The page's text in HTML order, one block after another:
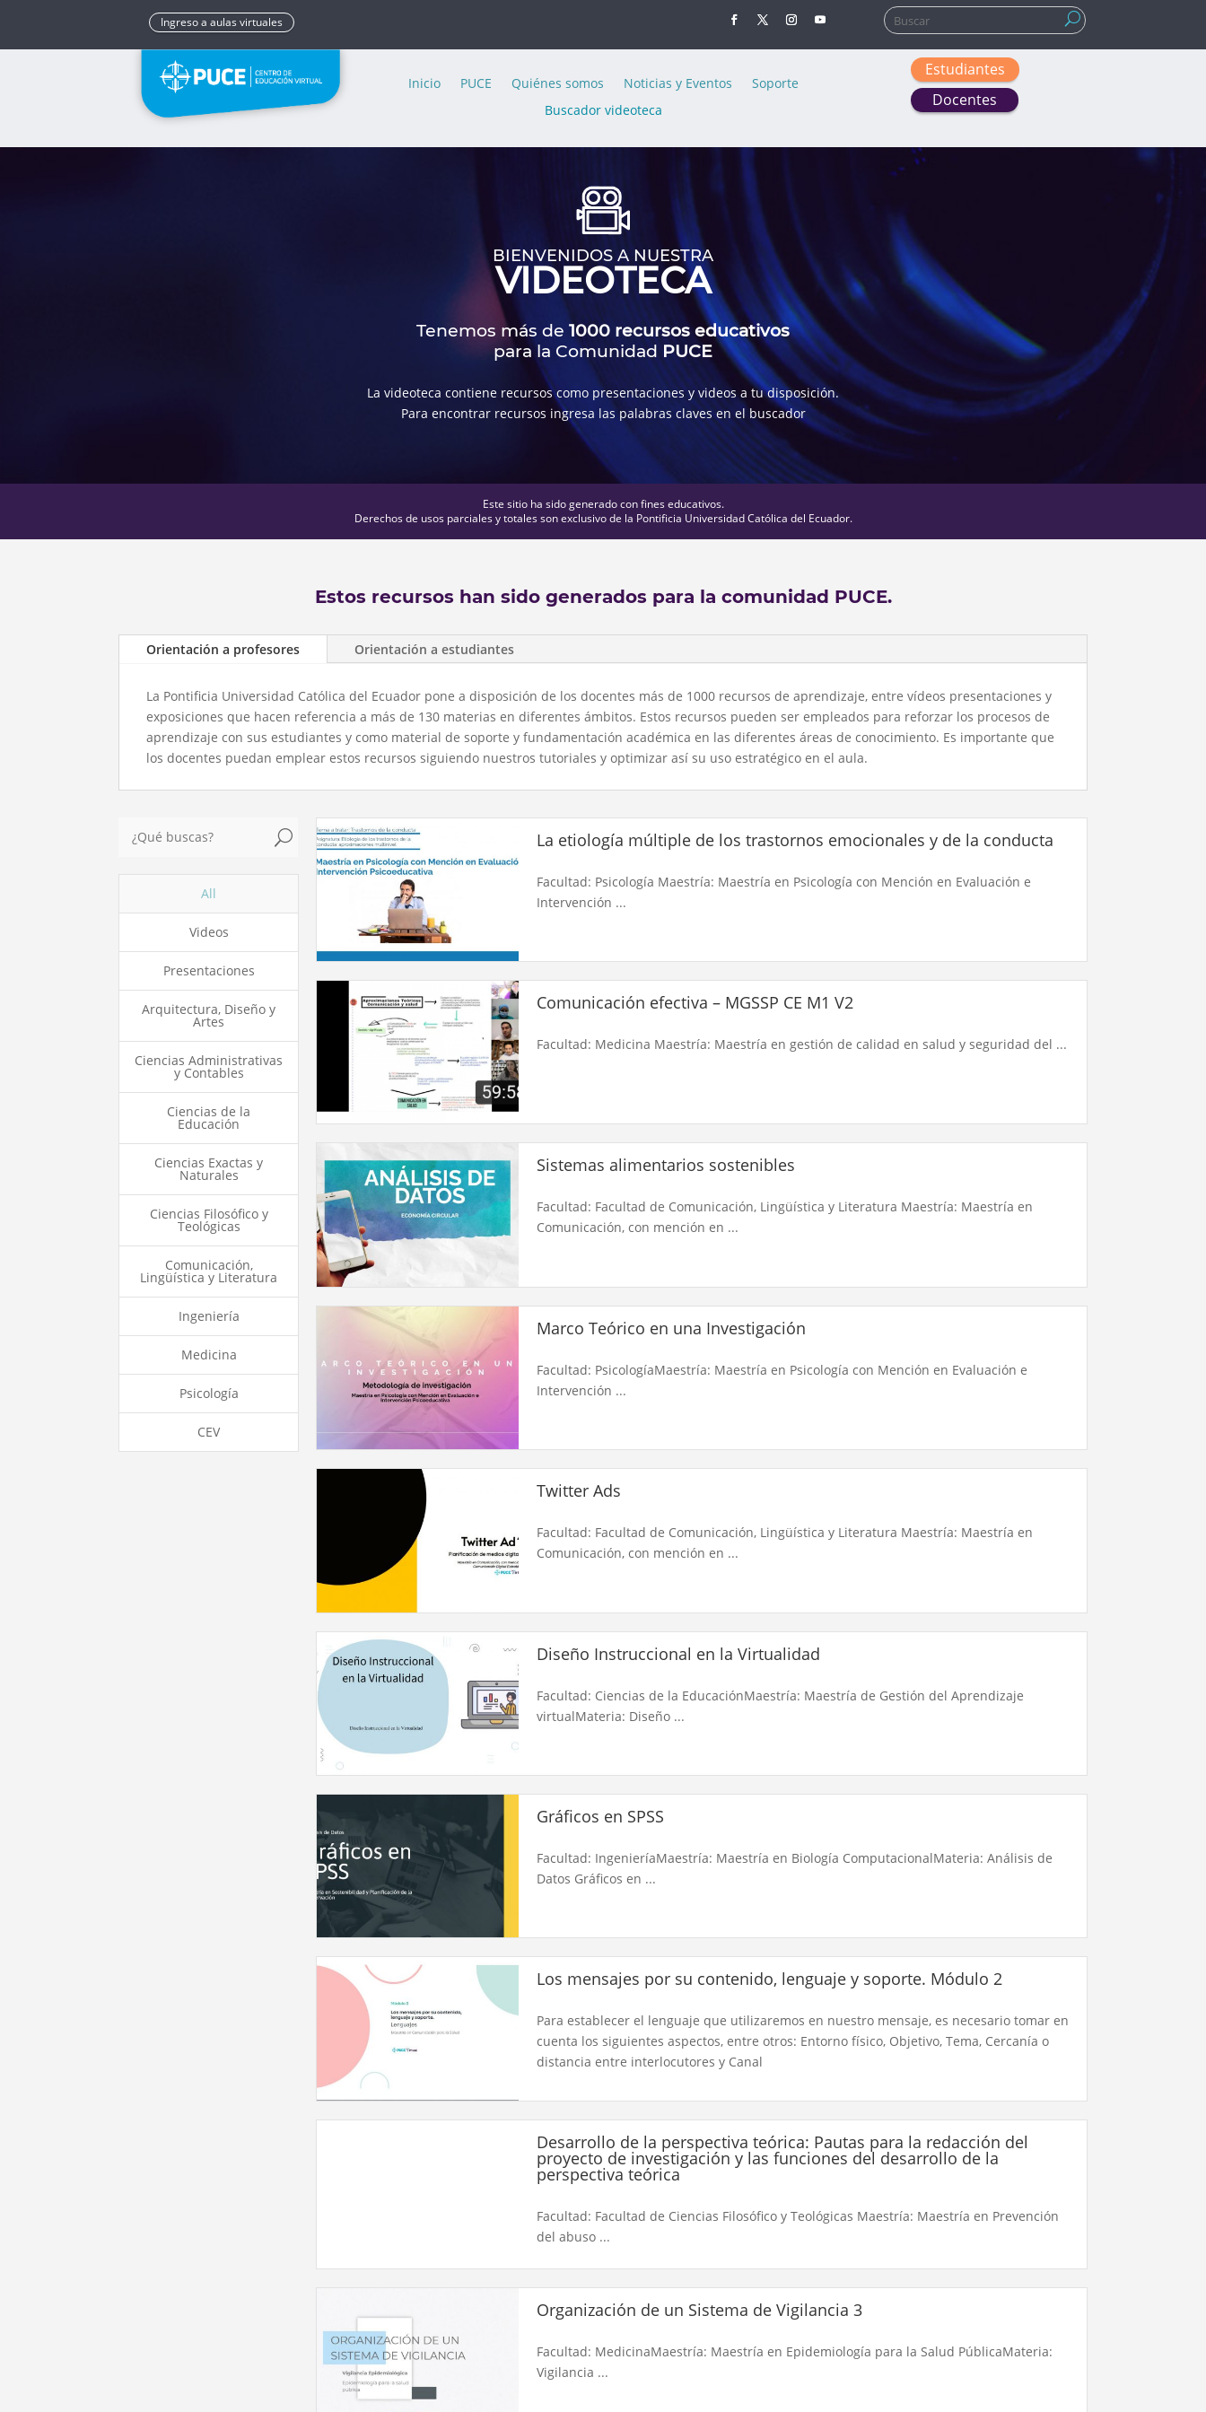
Ingreso a aulas virtuales Buscar:
Inicio PUCE Quiénes somos Noticias y Eventos
Soporte
Buscador videoteca
Estudiantes
Docentes
BIENVENIDOS A NUESTRA
VIDEOTECA
Tenemos más de 1000 recursos educativos
para la Comunidad PUCE
La videoteca contiene recursos como presentaciones y videos a tu disposición.
Para encontrar recursos ingresa las palabras claves en el buscador
Este sitio ha sido generado con fines educativos.
Derechos de usos parciales y totales son exclusivo de la Pontificia Universidad Católica del Ecuador.
Estos recursos han sido generados para la comunidad PUCE.
Orientación a profesores Orientación a estudiantes
La Pontificia Universidad Católica del Ecuador pone a disposición de los docentes más de 1000 recursos de aprendizaje, entre vídeos presentaciones y
exposiciones que hacen referencia a más de 130 materias en diferentes ámbitos. Estos recursos pueden ser empleados para reforzar los procesos de
aprendizaje con sus estudiantes y como material de soporte y fundamentación académica en las diferentes áreas de conocimiento. Es importante que
los docentes puedan emplear estos recursos siguiendo nuestros tutoriales y optimizar así su uso estratégico en el aula.
U
All
Videos
Presentaciones
Arquitectura, Diseño y
Artes
Ciencias Administrativas
y Contables
Ciencias de la
Educación
Ciencias Exactas y
Naturales
Ciencias Filosófico y
Teológicas
Comunicación,
Lingüística y Literatura
Ingeniería
Medicina
Psicología
CEV
La etiología múltiple de los trastornos emocionales y de la conducta
Facultad: Psicología Maestría: Maestría en Psicología con Mención en Evaluación e
Intervención ...
Comunicación efectiva – MGSSP CE M1 V2
Facultad: Medicina Maestría: Maestría en gestión de calidad en salud y seguridad del ...
Sistemas alimentarios sostenibles
Facultad: Facultad de Comunicación, Lingüística y Literatura Maestría: Maestría en
Comunicación, con mención en ...
Marco Teórico en una Investigación
Facultad: PsicologíaMaestría: Maestría en Psicología con Mención en Evaluación e
Intervención ...
Twitter Ads
Facultad: Facultad de Comunicación, Lingüística y Literatura Maestría: Maestría en
Comunicación, con mención en ...
Diseño Instruccional en la Virtualidad
Facultad: Ciencias de la EducaciónMaestría: Maestría de Gestión del Aprendizaje
virtualMateria: Diseño ...
Gráficos en SPSS
Facultad: IngenieríaMaestría: Maestría en Biología ComputacionalMateria: Análisis de
Datos Gráficos en ...
Los mensajes por su contenido, lenguaje y soporte. Módulo 2
Para establecer el lenguaje que utilizaremos en nuestro mensaje, es necesario tomar en
cuenta los siguientes aspectos, entre otros: Entorno físico, Objetivo, Tema, Cercanía o
distancia entre interlocutores y Canal
Desarrollo de la perspectiva teórica: Pautas para la redacción del
proyecto de investigación y las funciones del desarrollo de la
perspectiva teórica
Facultad: Facultad de Ciencias Filosófico y Teológicas Maestría: Maestría en Prevención
del abuso ...
Organización de un Sistema de Vigilancia 3
Facultad: MedicinaMaestría: Maestría en Epidemiología para la Salud PúblicaMateria:
Vigilancia ...